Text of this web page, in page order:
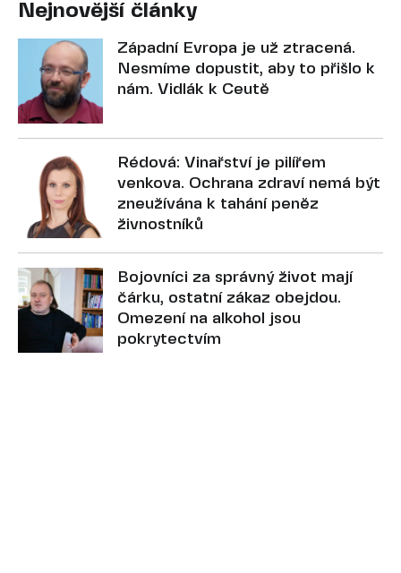
Nejnovější články
Západní Evropa je už ztracená.
Nesmíme dopustit, aby to přišlo k
nám. Vidlák k Ceutě
Rédová: Vinařství je pilířem
venkova. Ochrana zdraví nemá být
zneužívána k tahání peněz
živnostníků
Bojovníci za správný život mají
čárku, ostatní zákaz obejdou.
Omezení na alkohol jsou
pokrytectvím